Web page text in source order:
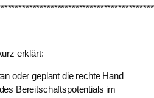
erklärt:
oder geplant die rechte Hand
Bereitschaftspotentials im